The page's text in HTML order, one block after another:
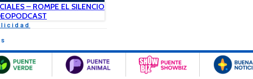
– ROMPE EL SILENCIO